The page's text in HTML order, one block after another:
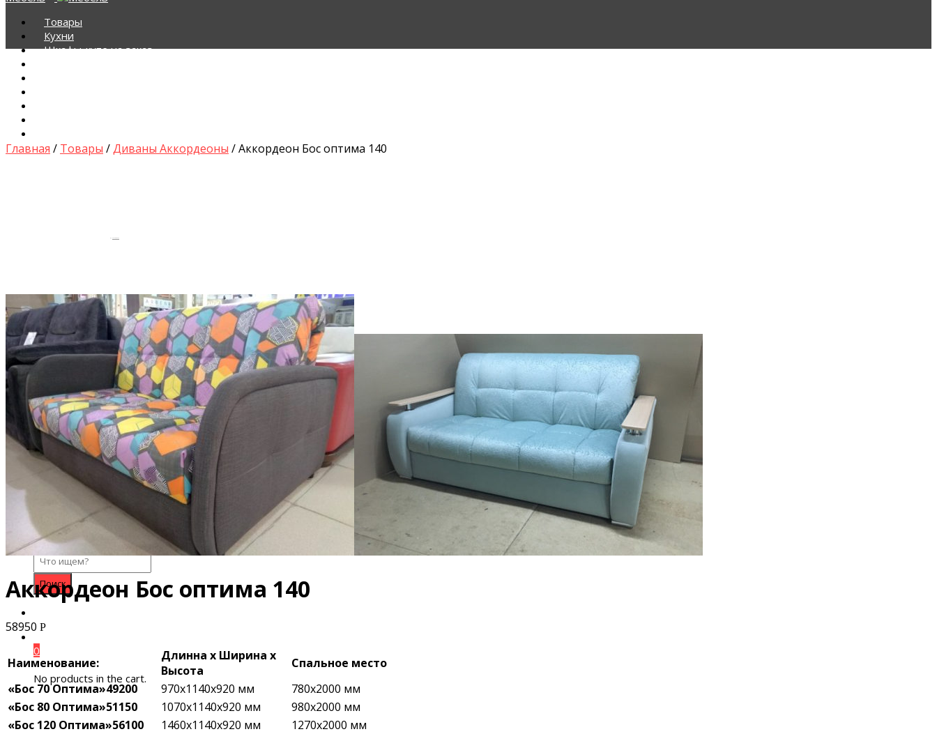
Товары
Кухни
Шкафы-купе на заказ
Search for:
0
No products in the cart.
Главная / Товары /Диваны Аккордеоны / Аккордеон Бос оптима 140
Аккордеон Бос оптима 140
58950 Р
Наименование:
Длинна х Ширина х
Высота
Спальное место
«Бос 70 Оптима»49200
970х1140х920 мм
780х2000 мм
«Бос 80 Оптима»51150 1070х1140х920 мм
980х2000 мм
«Бос 120 Оптима»56100 1460х1140х920 мм
1270х2000 мм